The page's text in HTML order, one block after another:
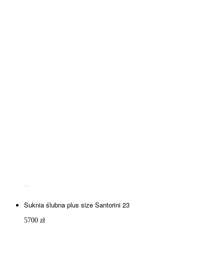
Suknia ślubna plus size Santorini 23
5700 zł